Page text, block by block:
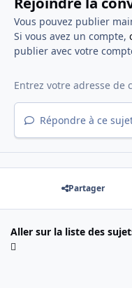
Vous pouvez publier
Si vous avez un compte,
publier avec votre
Répondre à ce
Partager
Aller sur la liste des